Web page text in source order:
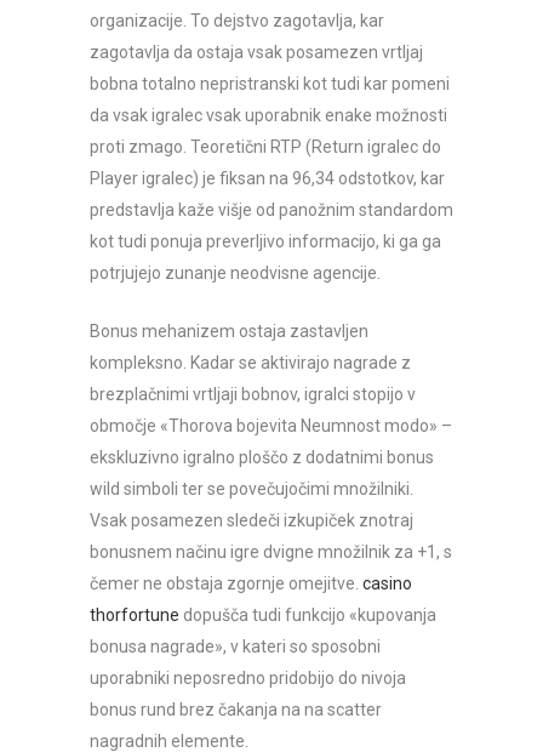
organizacije. To dejstvo zagotavlja, kar
zagotavlja da ostaja vsak posamezen vrtljaj
bobna totalno nepristranski kot tudi kar pomeni
da vsak igralec vsak uporabnik enake možnosti
proti zmago. Teoretični RTP (Return igralec do
Player igralec) je fiksan na 96,34 odstotkov, kar
predstavlja kaže višje od panožnim standardom
kot tudi ponuja preverljivo informacijo, ki ga ga
potrjujejo zunanje neodvisne agencije.
Bonus mehanizem ostaja zastavljen
kompleksno. Kadar se aktivirajo nagrade z
brezplačnimi vrtljaji bobnov, igralci stopijo v
območje «Thorova bojevita Neumnost modo» –
ekskluzivno igralno ploščo z dodatnimi bonus
wild simboli ter se povečujočimi množilniki.
Vsak posamezen sledeči izkupiček znotraj
bonusnem načinu igre dvigne množilnik za +1, s
čemer ne obstaja zgornje omejitve. casino
thorfortune dopušča tudi funkcijo «kupovanja
bonusa nagrade», v kateri so sposobni
uporabniki neposredno pridobijo do nivoja
bonus rund brez čakanja na na scatter
nagradnih elemente.